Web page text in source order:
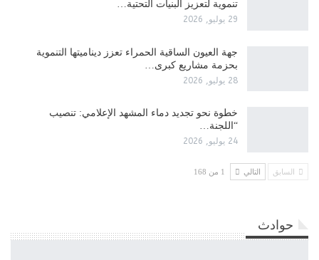
تنموية لتعزيز البنيات التحتية…
29 يوليو, 2026
جهة العيون الساقية الحمراء تعزز ديناميتها التنموية
بحزمة مشاريع كبرى…
28 يوليو, 2026
​خطوة نحو تجديد دماء المشهد الإعلامي: تنصيب
“اللجنة…
24 يوليو, 2026
السابق التالي 1 من 168
حوادث